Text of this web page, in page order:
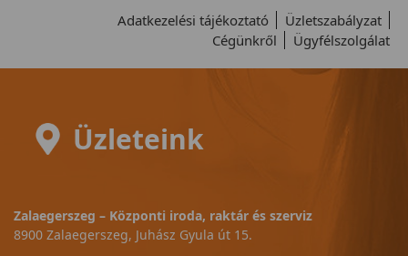
Adatkezelési tájékoztató
Üzletszabályzat
Cégünkről
Ügyfélszolgálat
Üzleteink
Zalaegerszeg – Központi iroda, raktár és szerviz
8900 Zalaegerszeg, Juhász Gyula út 15.